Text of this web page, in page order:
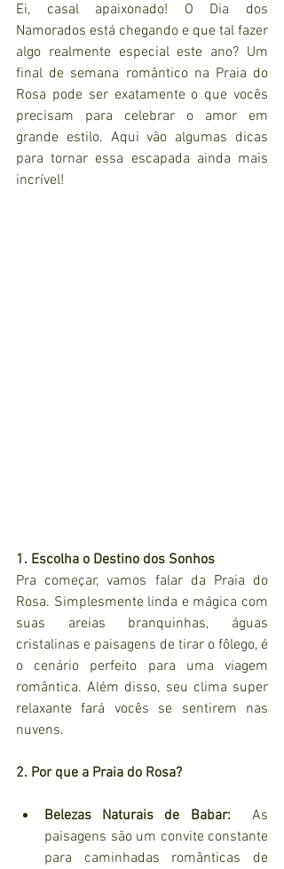
Ei, casal apaixonado! O Dia dos
Namorados está chegando e que tal fazer
algo realmente especial este ano? Um
final de semana romântico na Praia do
Rosa pode ser exatamente o que vocês
precisam para celebrar o amor em
grande estilo. Aqui vão algumas dicas
para tornar essa escapada ainda mais
incrível!
1. Escolha o Destino dos Sonhos
Pra começar, vamos falar da Praia do
Rosa. Simplesmente linda e mágica com
suas areias branquinhas, águas
cristalinas e paisagens de tirar o fôlego, é
o cenário perfeito para uma viagem
romântica. Além disso, seu clima super
relaxante fará vocês se sentirem nas
nuvens.
2. Por que a Praia do Rosa?
Belezas Naturais de Babar: As
paisagens são um convite constante
para caminhadas românticas de